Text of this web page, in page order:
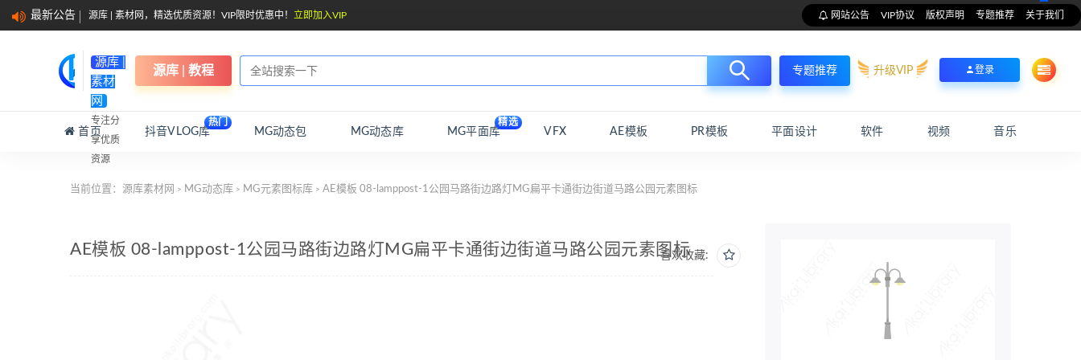
最新公告 源库 | 素材网，精选优质资源！VIP限时优惠中！ 立即加入VIP 网站公告 VIP协议 版权声明 专题推荐 关于我们
源库 |
素材
网
专注分
享优质
资源
源库 | 教程 专题推荐 升级VIP 登录
首页 抖音VLOG库
热门
MG动态包 MG动态库 MG平面库
精选
VFX AE模板 PR模板 平面设计 软件 视频 音乐
当前位置： 源库素材网 > MG动态库 > MG元素图标库 > AE模板 08-lamppost-1公园马路街边路灯MG扁平卡通街边街道马路公园元素图标
喜欢收藏:
AE模板 08-lamppost-1公园马路街边路灯MG扁平卡通街边街道马路公园元素图标